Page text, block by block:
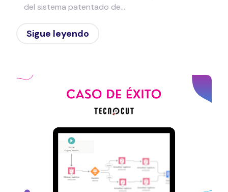
del sistema patentado de...
Sigue leyendo